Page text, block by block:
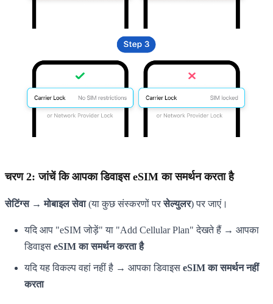
चरण 2: जांचें कि आपका डिवाइस eSIM का समर्थन करता है
सेटिंग्स → मोबाइल सेवा(या कुछ संस्करणों परसेल्युलर) पर जाएं।
यदि आप "eSIM जोड़ें" या "Add Cellular Plan" देखते हैं → आपका
डिवाइस eSIM का समर्थन करता है
यदि यह विकल्प वहां नहीं है → आपका डिवाइस eSIM का समर्थन नहीं
करता